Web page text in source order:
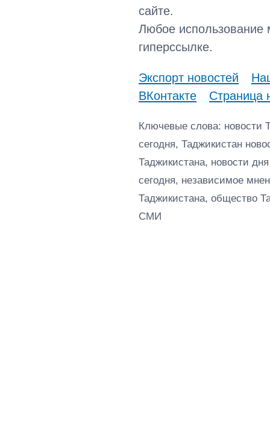
сайте.
Любое использование
гиперссылке.
Экспорт новостей
ВКонтакте
Страница
Ключевые слова: новости
сегодня, Таджикистан
Таджикистана, новости
сегодня, независимое
Таджикистана, общество
СМИ